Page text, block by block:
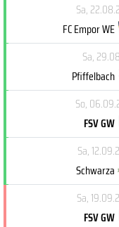
Sa,
FC Empor WE
Sa,
Pfiffelbach
So,
FSV GW
Sa,
Schwarza
Sa,
FSV GW